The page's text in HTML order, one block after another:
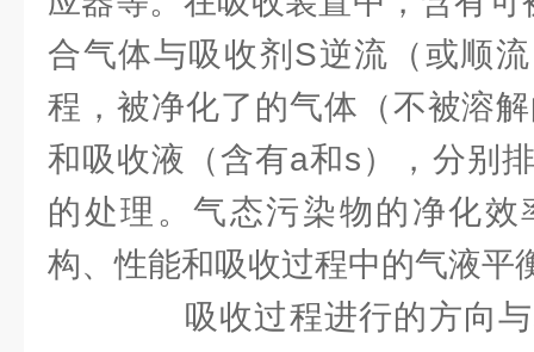
合气体与吸收剂S逆流（或顺
程，被净化了的气体（不被溶
和吸收液（含有a和s），分别
的处理。气态污染物的净化
构、性能和吸收过程中的气液平
吸收过程进行的方向与